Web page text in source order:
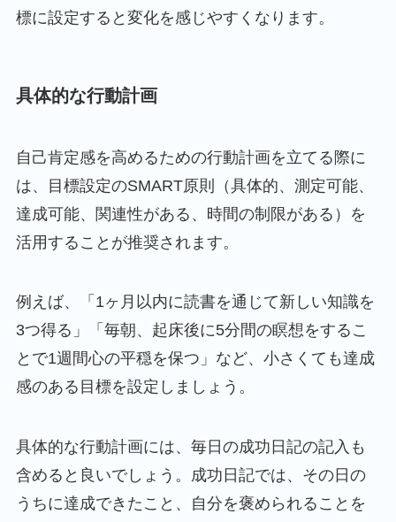
標に設定すると変化を感じやすくなります。
具体的な行動計画
自己肯定感を高めるための行動計画を立てる際に
は、目標設定のSMART原則（具体的、測定可能、
達成可能、関連性がある、時間の制限がある）を
活用することが推奨されます。
例えば、「1ヶ月以内に読書を通じて新しい知識を
3つ得る」「毎朝、起床後に5分間の瞑想をするこ
とで1週間心の平穏を保つ」など、小さくても達成
感のある目標を設定しましょう。
具体的な行動計画には、毎日の成功日記の記入も
含めると良いでしょう。成功日記では、その日の
うちに達成できたこと、自分を褒められることを